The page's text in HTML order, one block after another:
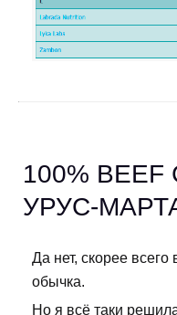
100% BEEF
УРУС-
Да нет, скорее
обычка.
Но я всё таки